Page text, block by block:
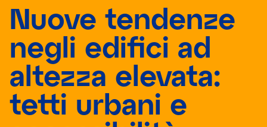
Nuove tendenze
negli edifici ad
altezza elevata:
tetti urbani e